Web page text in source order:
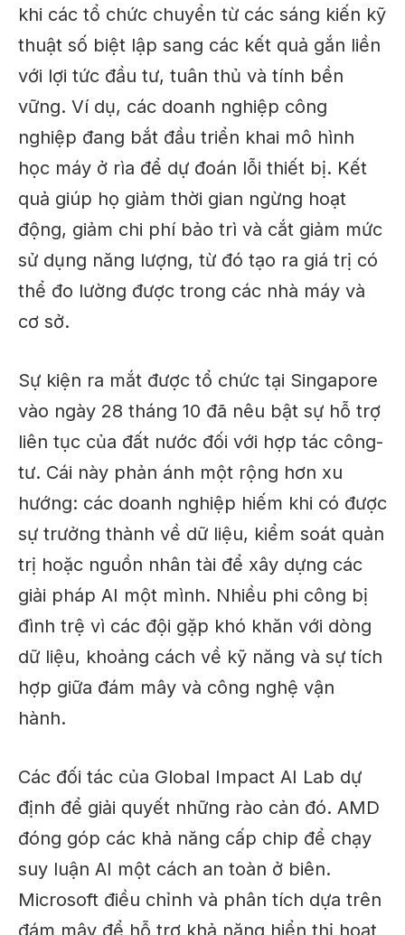
khi các tổ chức chuyển từ các sáng kiến ​​kỹ
thuật số biệt lập sang các kết quả gắn liền
với lợi tức đầu tư, tuân thủ và tính bền
vững. Ví dụ, các doanh nghiệp công
nghiệp đang bắt đầu triển khai mô hình
học máy ở rìa để dự đoán lỗi thiết bị. Kết
quả giúp họ giảm thời gian ngừng hoạt
động, giảm chi phí bảo trì và cắt giảm mức
sử dụng năng lượng, từ đó tạo ra giá trị có
thể đo lường được trong các nhà máy và
cơ sở.
Sự kiện ra mắt được tổ chức tại Singapore
vào ngày 28 tháng 10 đã nêu bật sự hỗ trợ
liên tục của đất nước đối với hợp tác công-
tư. Cái này phản ánh một rộng hơn xu
hướng: các doanh nghiệp hiếm khi có được
sự trưởng thành về dữ liệu, kiểm soát quản
trị hoặc nguồn nhân tài để xây dựng các
giải pháp AI một mình. Nhiều phi công bị
đình trệ vì các đội gặp khó khăn với dòng
dữ liệu, khoảng cách về kỹ năng và sự tích
hợp giữa đám mây và công nghệ vận
hành.
Các đối tác của Global Impact AI Lab dự
định để giải quyết những rào cản đó. AMD
đóng góp các khả năng cấp chip để chạy
suy luận AI một cách an toàn ở biên.
Microsoft điều chỉnh và phân tích dựa trên
đám mây để hỗ trợ khả năng hiển thị hoạt